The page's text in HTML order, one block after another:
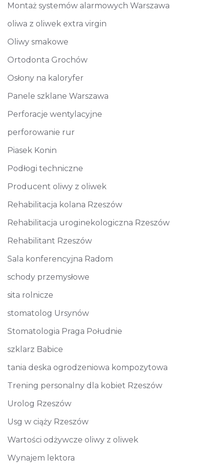
Montaż systemów alarmowych Warszawa
oliwa z oliwek extra virgin
Oliwy smakowe
Ortodonta Grochów
Osłony na kaloryfer
Panele szklane Warszawa
Perforacje wentylacyjne
perforowanie rur
Piasek Konin
Podłogi techniczne
Producent oliwy z oliwek
Rehabilitacja kolana Rzeszów
Rehabilitacja uroginekologiczna Rzeszów
Rehabilitant Rzeszów
Sala konferencyjna Radom
schody przemysłowe
sita rolnicze
stomatolog Ursynów
Stomatologia Praga Południe
szklarz Babice
tania deska ogrodzeniowa kompozytowa
Trening personalny dla kobiet Rzeszów
Urolog Rzeszów
Usg w ciąży Rzeszów
Wartości odżywcze oliwy z oliwek
Wynajem lektora